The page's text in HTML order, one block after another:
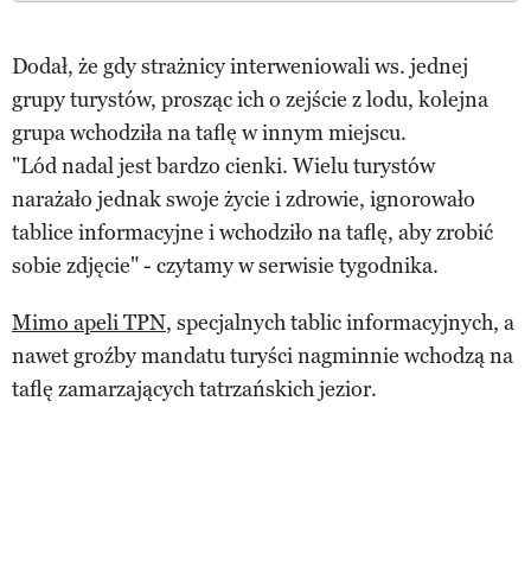
Dodał, że gdy strażnicy interweniowali ws. jednej
grupy turystów, prosząc ich o zejście z lodu, kolejna
grupa wchodziła na taflę w innym miejscu.
"Lód nadal jest bardzo cienki. Wielu turystów
narażało jednak swoje życie i zdrowie, ignorowało
tablice informacyjne i wchodziło na taflę, aby zrobić
sobie zdjęcie" - czytamy w serwisie tygodnika.
Mimo apeli TPN, specjalnych tablic informacyjnych, a
nawet groźby mandatu turyści nagminnie wchodzą na
taflę zamarzających tatrzańskich jezior.